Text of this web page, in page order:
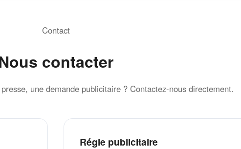
Contact
contacter
une demande publicitaire ? Contactez-nous directement.
Régie publicitaire